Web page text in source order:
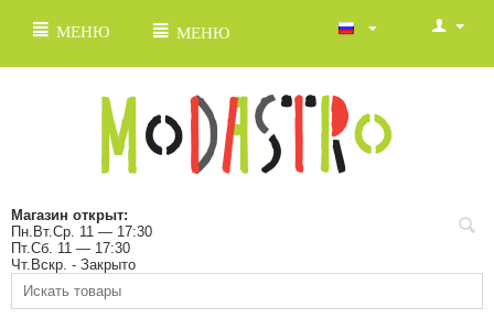
МЕНЮ МЕНЮ
Магазин открыт:
Пн.Вт.Ср. 11 — 17:30
Пт.Сб. 11 — 17:30
Чт.Вскр. - Закрыто